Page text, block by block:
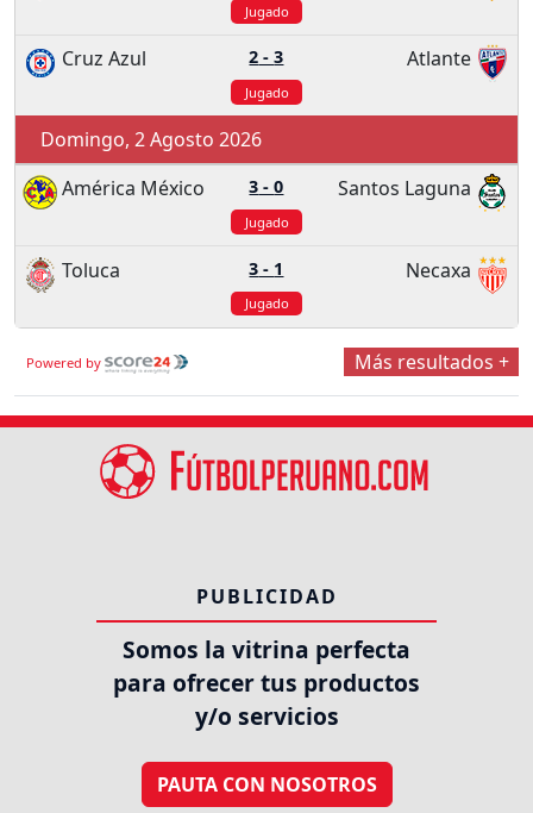
Jugado
Cruz Azul 2 -3 Atlante
Jugado
Domingo, 2 Agosto 2026
América México
3 -0 Santos Laguna
Jugado
Toluca 3 - 1 Necaxa
Jugado
Powered by Más resultados +
PUBLICIDAD
Somos la vitrina perfecta
para ofrecer tus productos
y/o servicios
PAUTA CON NOSOTROS